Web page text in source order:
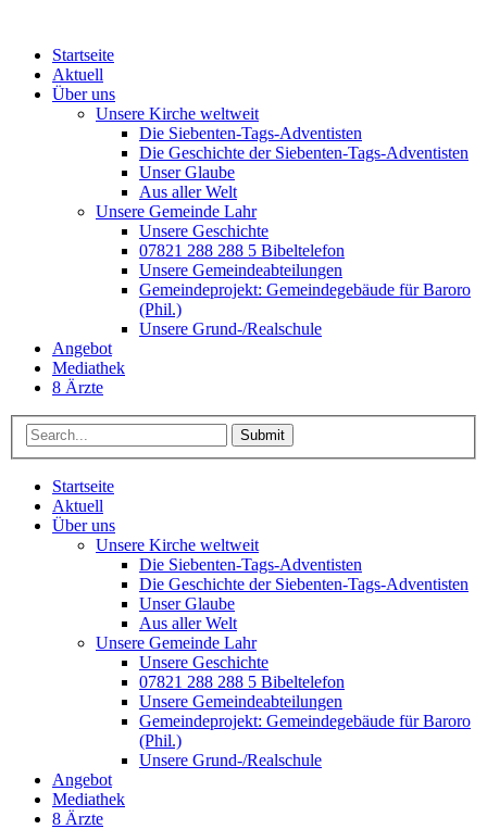
Startseite
Aktuell
Über uns
Unsere Kirche weltweit
Die Siebenten-Tags-Adventisten
Die Geschichte der Siebenten-Tags-Adventisten
Unser Glaube
Aus aller Welt
Unsere Gemeinde Lahr
Unsere Geschichte
07821 288 288 5 Bibeltelefon
Unsere Gemeindeabteilungen
Gemeindeprojekt: Gemeindegebäude für Baroro
(Phil.)
Unsere Grund-/Realschule
Angebot
Mediathek
8 Ärzte
Submit
Startseite
Aktuell
Über uns
Unsere Kirche weltweit
Die Siebenten-Tags-Adventisten
Die Geschichte der Siebenten-Tags-Adventisten
Unser Glaube
Aus aller Welt
Unsere Gemeinde Lahr
Unsere Geschichte
07821 288 288 5 Bibeltelefon
Unsere Gemeindeabteilungen
Gemeindeprojekt: Gemeindegebäude für Baroro
(Phil.)
Unsere Grund-/Realschule
Angebot
Mediathek
8 Ärzte